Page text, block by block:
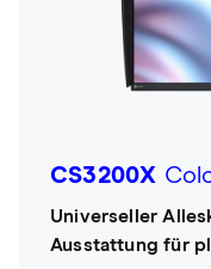
CS3200X
Universeller
Ausstattung für